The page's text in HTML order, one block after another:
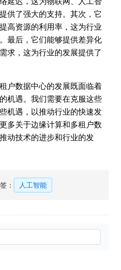
供了强大的支持。其次，它
高资源的利用率，这为行业
最后，它们能够提供差异化
求，这为行业的发展提供了
户数据中心的发展既面临着
机遇。我们需要在克服这些
机遇，以推动行业的快速发
多关于边缘计算和多租户数
动技术的进步和行业的发
： 人工智能